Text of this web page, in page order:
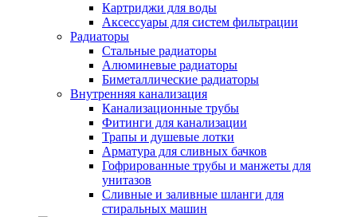
Картриджи для воды
Аксессуары для систем фильтрации
Радиаторы
Стальные радиаторы
Алюминевые радиаторы
Биметаллические радиаторы
Внутренняя канализация
Канализационные трубы
Фитинги для канализации
Трапы и душевые лотки
Арматура для сливных бачков
Гофрированные трубы и манжеты для
унитазов
Сливные и заливные шланги для
стиральных машин